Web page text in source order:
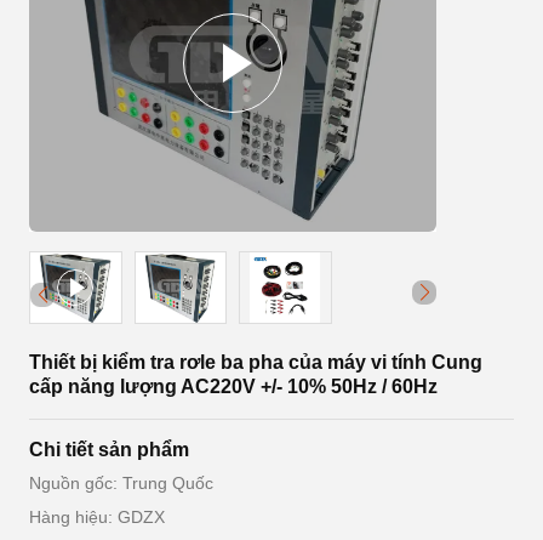
Thiết bị kiểm tra rơle ba pha của máy vi tính Cung
cấp năng lượng AC220V +/- 10% 50Hz / 60Hz
Chi tiết sản phẩm
Nguồn gốc: Trung Quốc
Hàng hiệu: GDZX